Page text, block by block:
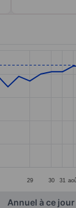
29 30 31
Annuel à ce jour